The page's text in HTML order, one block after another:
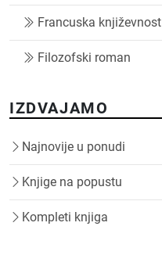
Francuska književnost
Filozofski roman
IZDVAJAMO
Najnovije u ponudi
Knjige na popustu
Kompleti knjiga